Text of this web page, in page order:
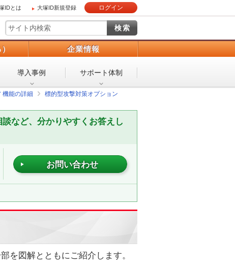
IDとは 大塚ID新規登録 ログイン
企業情報
導入事例 サポート体制
機能の詳細
標的型攻撃対策オプション
など、分かりやすくお答えし
お問い合わせ
を図解とともにご紹介します。